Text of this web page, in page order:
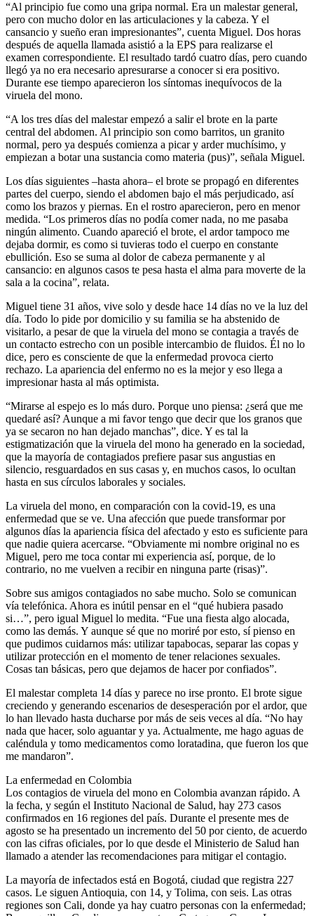
“Al principio fue como una gripa normal. Era un malestar general,
pero con mucho dolor en las articulaciones y la cabeza. Y el
cansancio y sueño eran impresionantes”, cuenta Miguel. Dos horas
después de aquella llamada asistió a la EPS para realizarse el
examen correspondiente. El resultado tardó cuatro días, pero cuando
llegó ya no era necesario apresurarse a conocer si era positivo.
Durante ese tiempo aparecieron los síntomas inequívocos de la
viruela del mono.
“A los tres días del malestar empezó a salir el brote en la parte
central del abdomen. Al principio son como barritos, un granito
normal, pero ya después comienza a picar y arder muchísimo, y
empiezan a botar una sustancia como materia (pus)”, señala Miguel.
Los días siguientes –hasta ahora– el brote se propagó en diferentes
partes del cuerpo, siendo el abdomen bajo el más perjudicado, así
como los brazos y piernas. En el rostro aparecieron, pero en menor
medida. “Los primeros días no podía comer nada, no me pasaba
ningún alimento. Cuando apareció el brote, el ardor tampoco me
dejaba dormir, es como si tuvieras todo el cuerpo en constante
ebullición. Eso se suma al dolor de cabeza permanente y al
cansancio: en algunos casos te pesa hasta el alma para moverte de la
sala a la cocina”, relata.
Miguel tiene 31 años, vive solo y desde hace 14 días no ve la luz del
día. Todo lo pide por domicilio y su familia se ha abstenido de
visitarlo, a pesar de que la viruela del mono se contagia a través de
un contacto estrecho con un posible intercambio de fluidos. Él no lo
dice, pero es consciente de que la enfermedad provoca cierto
rechazo. La apariencia del enfermo no es la mejor y eso llega a
impresionar hasta al más optimista.
“Mirarse al espejo es lo más duro. Porque uno piensa: ¿será que me
quedaré así? Aunque a mi favor tengo que decir que los granos que
ya se secaron no han dejado manchas”, dice. Y es tal la
estigmatización que la viruela del mono ha generado en la sociedad,
que la mayoría de contagiados prefiere pasar sus angustias en
silencio, resguardados en sus casas y, en muchos casos, lo ocultan
hasta en sus círculos laborales y sociales.
La viruela del mono, en comparación con la covid-19, es una
enfermedad que se ve. Una afección que puede transformar por
algunos días la apariencia física del afectado y esto es suficiente para
que nadie quiera acercarse. “Obviamente mi nombre original no es
Miguel, pero me toca contar mi experiencia así, porque, de lo
contrario, no me vuelven a recibir en ninguna parte (risas)”.
Sobre sus amigos contagiados no sabe mucho. Solo se comunican
vía telefónica. Ahora es inútil pensar en el “qué hubiera pasado
si…”, pero igual Miguel lo medita. “Fue una fiesta algo alocada,
como las demás. Y aunque sé que no moriré por esto, sí pienso en
que pudimos cuidarnos más: utilizar tapabocas, separar las copas y
utilizar protección en el momento de tener relaciones sexuales.
Cosas tan básicas, pero que dejamos de hacer por confiados”.
El malestar completa 14 días y parece no irse pronto. El brote sigue
creciendo y generando escenarios de desesperación por el ardor, que
lo han llevado hasta ducharse por más de seis veces al día. “No hay
nada que hacer, solo aguantar y ya. Actualmente, me hago aguas de
caléndula y tomo medicamentos como loratadina, que fueron los que
me mandaron”.
La enfermedad en Colombia
Los contagios de viruela del mono en Colombia avanzan rápido. A
la fecha, y según el Instituto Nacional de Salud, hay 273 casos
confirmados en 16 regiones del país. Durante el presente mes de
agosto se ha presentado un incremento del 50 por ciento, de acuerdo
con las cifras oficiales, por lo que desde el Ministerio de Salud han
llamado a atender las recomendaciones para mitigar el contagio.
La mayoría de infectados está en Bogotá, ciudad que registra 227
casos. Le siguen Antioquia, con 14, y Tolima, con seis. Las otras
regiones son Cali, donde ya hay cuatro personas con la enfermedad;